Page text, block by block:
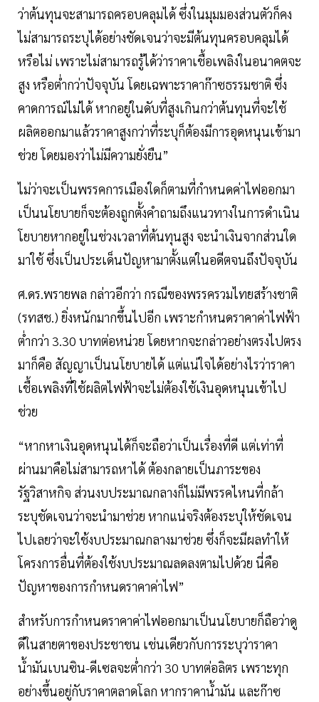
ว่าต้นทุนจะสามารถครอบคลุมได้ ซึ่งในมุมมองส่วนตัวก็คง
ไม่สามารถระบุได้อย่างชัดเจนว่าจะมีต้นทุนครอบคลุมได้
หรือไม่ เพราะไม่สามารถรู้ได้ว่าราคาเชื้อเพลิงในอนาคตจะ
สูง หรือต่ำกว่าปัจจุบัน โดยเฉพาะราคาก๊าซธรรมชาติ ซึ่ง
คาดการณ์ไม่ได้ หากอยู่ในดับที่สูงเกินกว่าต้นทุนที่จะใช้
ผลิตออกมาแล้วราคาสูงกว่าที่ระบุก็ต้องมีการอุดหนุนเข้ามา
ช่วย โดยมองว่าไม่มีความยั่งยืน”
ไม่ว่าจะเป็นพรรคการเมืองใดก็ตามที่กำหนดค่าไฟออกมา
เป็นนโยบายก็จะต้องถูกตั้งคำถามถึงแนวทางในการดำเนิน
โยบายหากอยู่ในช่วงเวลาที่ต้นทุนสูง จะนำเงินจากส่วนใด
มาใช้ ซึ่งเป็นประเด็นปัญหามาตั้งแต่ในอดีตจนถึงปัจจุบัน
ศ.ดร.พรายพล กล่าวอีกว่า กรณีของพรรครวมไทยสร้างชาติ
(รทสช.) ยิ่งหนักมากขึ้นไปอีก เพราะกำหนดราคาค่าไฟฟ้า
ต่ำกว่า 3.30 บาทต่อหน่วย โดยหากจะกล่าวอย่างตรงไปตรง
มาก็คือ สัญญาเป็นนโยบายได้ แต่แน่ใจได้อย่างไรว่าราคา
เชื้อเพลิงที่ใช้ผลิตไฟฟ้าจะไม่ต้องใช้เงินอุดหนุนเข้าไป
ช่วย
“หากหาเงินอุดหนุนได้ก็จะถือว่าเป็นเรื่องที่ดี แต่เท่าที่
ผ่านมาคือไม่สามารถหาได้ ต้องกลายเป็นภาระของ
รัฐวิสาหกิจ ส่วนงบประมาณกลางก็ไม่มีพรรคไหนที่กล้า
ระบุชัดเจนว่าจะนำมาช่วย หากแน่จริงต้องระบุให้ชัดเจน
ไปเลยว่าจะใช้งบประมาณกลางมาช่วย ซึ่งก็จะมีผลทำให้
โครงการอื่นที่ต้องใช้งบประมาณลดลงตามไปด้วย นี่คือ
ปัญหาของการกำหนดราคาค่าไฟ”
สำหรับการกำหนดราคาค่าไฟออกมาเป็นนโยบายก็ถือว่าดู
ดีในสายตาของประชาชน เช่นเดียวกับการระบุว่าราคา
น้ำมันเบนซิน-ดีเซลจะต่ำกว่า 30 บาทต่อลิตร เพราะทุก
อย่างขึ้นอยู่กับราคาตลาดโลก หากราคาน้ำมัน และก๊าซ